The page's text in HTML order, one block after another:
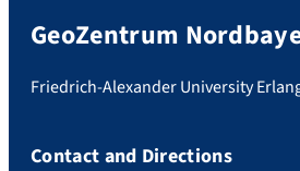
GeoZentrum
Friedrich-Alexander University
Contact and Directions